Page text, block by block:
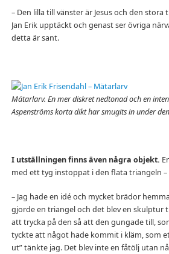
– Den lilla till vänster är Jesus och den
Jan Erik upptäckt och genast ser övriga
detta är sant.
Mätarlarv. En mer diskret nedtonad och en
Aspenströms korta dikt har smugits in under
I utställningen finns även några objekt.
med ett tyg instoppat i den flata triangeln –
– Jag hade en idé och mycket brädor
gjorde en triangel och det blev en skulptur
att trycka på den så att den gungade till,
tyckte att något hade kommit i kläm, som
ut” tänkte jag. Det blev inte en fåtölj utan